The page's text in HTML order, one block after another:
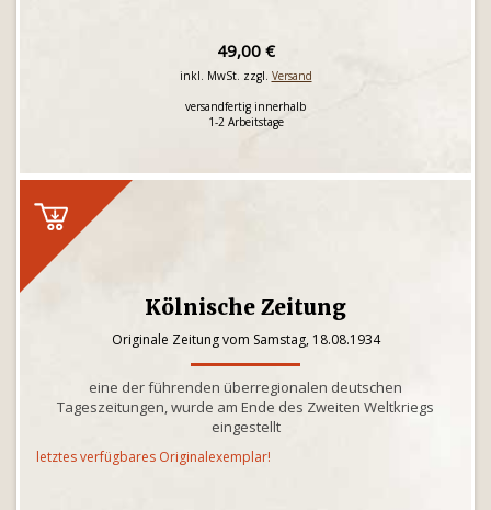
49,00 €
inkl. MwSt. zzgl. Versand
versandfertig innerhalb
1-2 Arbeitstage
Kölnische Zeitung
Originale Zeitung vom Samstag, 18.08.1934
eine der führenden überregionalen deutschen
Tageszeitungen, wurde am Ende des Zweiten Weltkriegs
eingestellt
letztes verfügbares Originalexemplar!